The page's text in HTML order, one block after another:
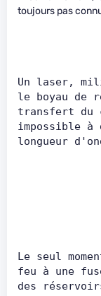
toujours pas
Un laser,
le boyau de
transfert du
impossible à
longueur
Le seul
feu à une
des